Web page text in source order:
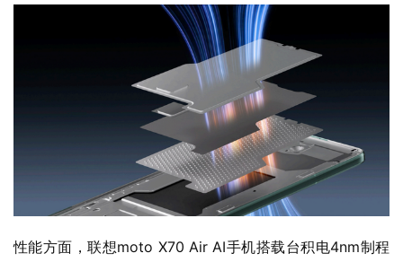
性能方面，联想moto X70 Air AI手机搭载台积电4nm制程